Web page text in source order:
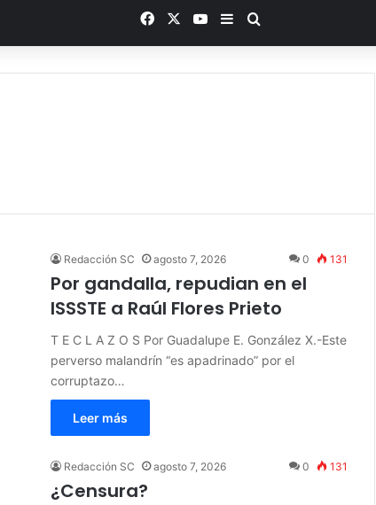
Facebook YouTubeBarra lateral
Redacción SC agosto 7, 2026 0 131
Por gandalla, repudian en el
ISSSTE a Raúl Flores Prieto
T E C L A Z O S Por Guadalupe E. González X.-Este
perverso malandrín “es apadrinado” por el
corruptazo…
Leer más
Redacción SC agosto 7, 2026 0 131
¿Censura?